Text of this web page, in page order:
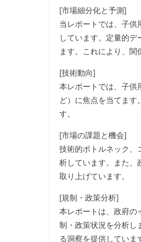
[市場細分化と予測]
当レポートでは、子
しています。定量的
ます。これにより、関
[技術動向]
本レポートでは、子供
ど）に焦点を当てま
す。
[市場の課題と機会]
技術的ボトルネック、
析しています。また、
取り上げています。
[規制・政策分析]
本レポートは、政府の
制・政策状況を分析し
る洞察を提供していま